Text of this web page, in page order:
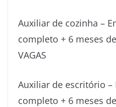
Auxiliar de cozinha –
completo + 6 meses
VAGAS
Auxiliar de escritório –
completo + 6 meses